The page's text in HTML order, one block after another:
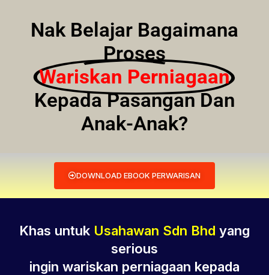
Nak Belajar Bagaimana
Proses
Wariskan Perniagaan
Kepada Pasangan Dan
Anak-Anak?
DOWNLOAD EBOOK PERWARISAN
Khas untuk Usahawan Sdn Bhd yang
serious
ingin wariskan perniagaan kepada